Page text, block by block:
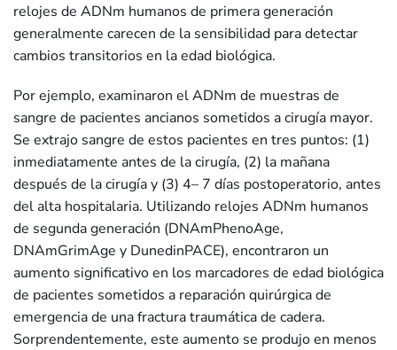
relojes de ADNm humanos de primera generación
generalmente carecen de la sensibilidad para detectar
cambios transitorios en la edad biológica.
Por ejemplo, examinaron el ADNm de muestras de
sangre de pacientes ancianos sometidos a cirugía mayor.
Se extrajo sangre de estos pacientes en tres puntos: (1)
inmediatamente antes de la cirugía, (2) la mañana
después de la cirugía y (3) 4– 7 días postoperatorio, antes
del alta hospitalaria. Utilizando relojes ADNm humanos
de segunda generación (DNAmPhenoAge,
DNAmGrimAge y DunedinPACE), encontraron un
aumento significativo en los marcadores de edad biológica
de pacientes sometidos a reparación quirúrgica de
emergencia de una fractura traumática de cadera.
Sorprendentemente, este aumento se produjo en menos